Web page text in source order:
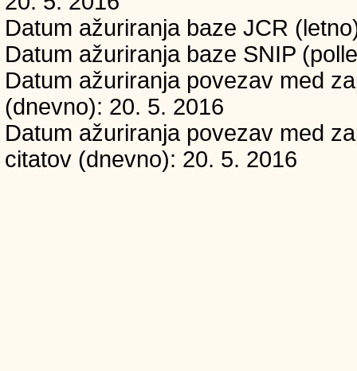
Datum ažuriranja baze JCR
Datum ažuriranja baze SNIP
Datum ažuriranja povezav med
(dnevno): 20. 5. 2016
Datum ažuriranja povezav med
citatov (dnevno): 20. 5. 2016